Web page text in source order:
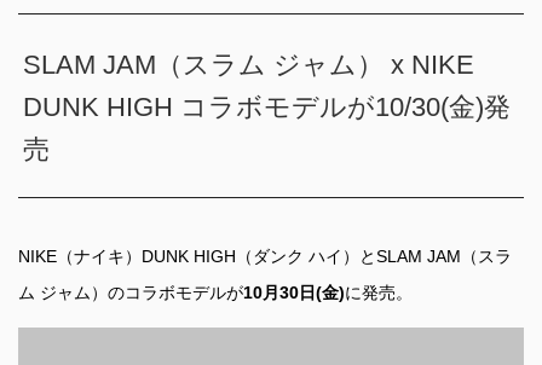
SLAM JAM（スラム ジャム） x NIKE
DUNK HIGH コラボモデルが10/30(金)発
売
NIKE（ナイキ）DUNK HIGH（ダンク ハイ）とSLAM JAM（スラ
ム ジャム）のコラボモデルが10月30日(金)に発売。